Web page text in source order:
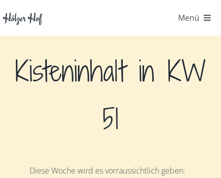
Inhalt
springen
Hölzer Hof Menü
Der Hof
Kisteninhalt in KW
51
Diese Woche wird es vorraussichtlich geben: